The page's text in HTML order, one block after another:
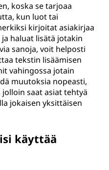
koska se tarjoaa
kun luot tai
kirjoitat asiakirjaa
haluat lisätä jotakin
sanoja, voit helposti
tekstin lisäämisen
vahingossa jotain
muutoksia nopeasti,
saat asiat tehtyä
jokaisen yksittäisen
käyttää